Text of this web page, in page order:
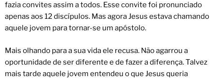
fazia convites assim a todos. Esse convite foi pronunciado
apenas aos 12 discípulos. Mas agora Jesus estava chamando
aquele jovem para tornar-se um apóstolo.
Mais olhando para a sua vida ele recusa. Não agarrou a
oportunidade de ser diferente e de fazer a diferença. Talvez
mais tarde aquele jovem entendeu o que Jesus queria